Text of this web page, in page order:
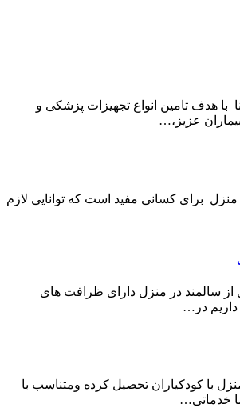
هدف تامین انواع تجهیزات پزشکی و
عزیز،…
منزل برای کسانی مفید است که توانایی لازم
سالمند در منزل دارای ظرافت های
در…
با کودکیاران تحصیل کرده ومتناسب با
خدماتی…